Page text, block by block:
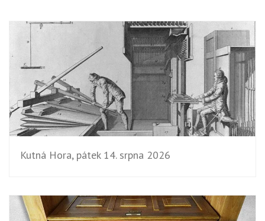
Kutná Hora, pátek 14. srpna 2026